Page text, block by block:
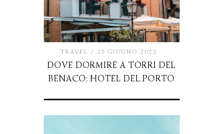
TRAVEL 25 GIUGNO 2022
DOVE DORMIRE A TORRI DEL
BENACO: HOTEL DEL PORTO